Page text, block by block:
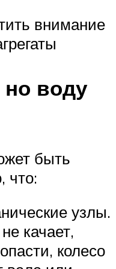
внимание
но воду
быть
что:
узлы.
качает,
колесо